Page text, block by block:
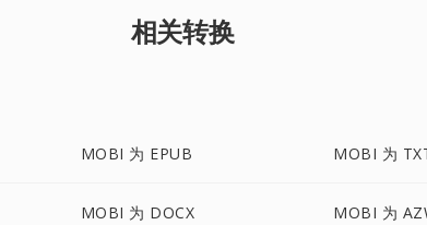
相关转换
MOBI 为 EPUB MOBI 为
MOBI 为 DOCX MOBI 为